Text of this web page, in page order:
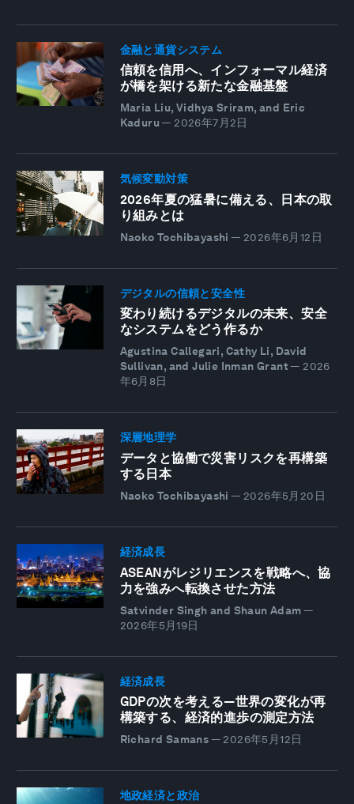
金融と通貨システム
信頼を信用へ、インフォーマル経済
が橋を架ける新たな金融基盤
Maria Liu, Vidhya Sriram, and Eric
Kaduru — 2026年7月2日
気候変動対策
2026年夏の猛暑に備える、日本の取
り組みとは
Naoko Tochibayashi — 2026年6月12日
デジタルの信頼と安全性
変わり続けるデジタルの未来、安全
なシステムをどう作るか
Agustina Callegari, Cathy Li, David
Sullivan, and Julie Inman Grant — 2026
年6月8日
深層地理学
データと協働で災害リスクを再構築
する日本
Naoko Tochibayashi — 2026年5月20日
経済成長
ASEANがレジリエンスを戦略へ、協
力を強みへ転換させた方法
Satvinder Singh and Shaun Adam —
2026年5月19日
経済成長
GDPの次を考える―世界の変化が再
構築する、経済的進歩の測定方法
Richard Samans — 2026年5月12日
地政経済と政治